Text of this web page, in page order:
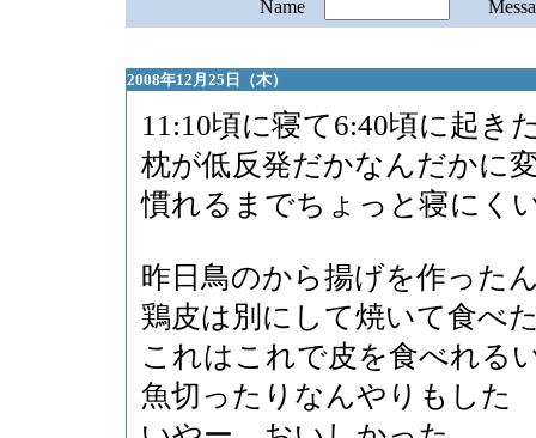
Name
2008年12月25日（木）
11:10頃に寝て6:40頃に起き
枕が低反発だかなんだかに
慣れるまでちょっと寝にく
昨日鳥のから揚げを作った
鶏皮は別にして焼いて食べ
これはこれで皮を食べれる
魚切ったりなんやりもした